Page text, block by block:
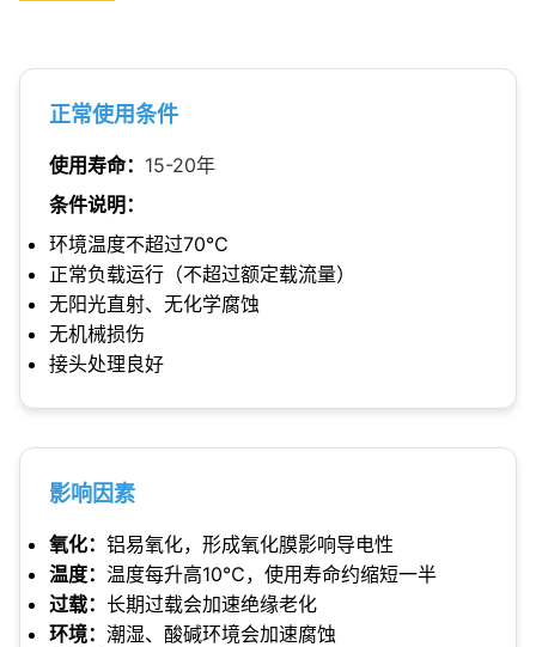
正常使用条件
使用寿命： 15-20年
条件说明：
环境温度不超过70℃
正常负载运行（不超过额定载流量）
无阳光直射、无化学腐蚀
无机械损伤
接头处理良好
影响因素
氧化： 铝易氧化，形成氧化膜影响导电性
温度： 温度每升高10℃，使用寿命约缩短一半
过载： 长期过载会加速绝缘老化
环境： 潮湿、酸碱环境会加速腐蚀